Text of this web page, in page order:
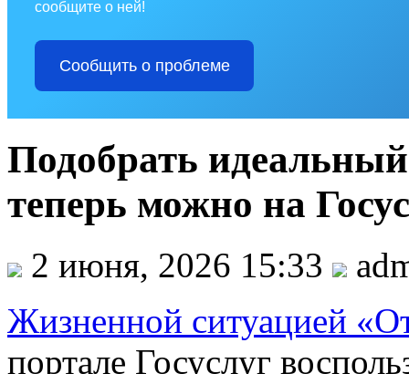
сообщите о ней!
Сообщить о проблеме
Подобрать
теперь можно на
2 июня, 2026 15:33
Жизненной ситуацией
портале Госуслуг